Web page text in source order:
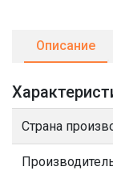
Описание
Страна